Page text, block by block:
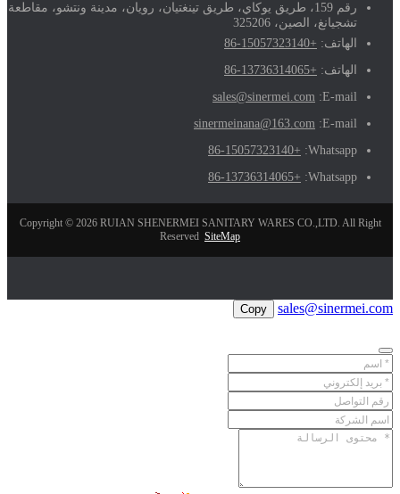
رقم 159، طريق يوكاي، طريق تينغتيان، رويان، مدينة ونتشو، مقاطعة
تشجيانغ، الصين، 325206
الهاتف: +86-15057323140
الهاتف: +86-13736314065
E-mail:
sales@sinermei.com
E-mail:
sinermeinana@163.com
Whatsapp:
+86-15057323140
Whatsapp:
+86-13736314065
Copyright © 2026 RUIAN SHENERMEI SANITARY WARES CO.,LTD. All Right
Reserved SiteMap
sales@sinermei.com
Copy